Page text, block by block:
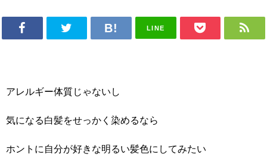
LINE
アレルギー体質じゃないし
気になる白髪をせっかく染めるなら
ホントに自分が好きな明るい髪色にしてみたい